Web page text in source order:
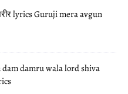
lyrics Guruji mera avgun
dam damru wala lord shiva